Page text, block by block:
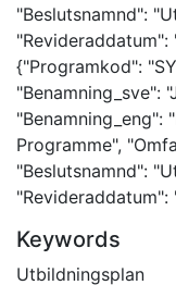
"Beslutsnamnd":
"Revideraddatum":
{"Programkod":
"Benamning_sve":
"Benamning_eng":
Programme",
"Beslutsnamnd":
"Revideraddatum":
Keywords
Utbildningsplan